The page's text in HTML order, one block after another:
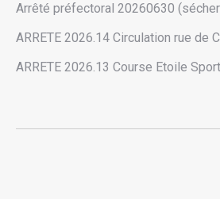
Arrêté préfectoral 20260630
ARRETE 2026.14 Circulation rue de
ARRETE 2026.13 Course Etoile